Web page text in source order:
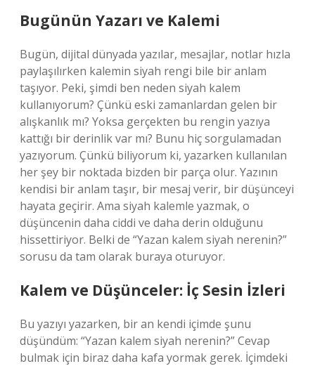
Bugünün Yazarı ve Kalemi
Bugün, dijital dünyada yazılar, mesajlar, notlar hızla
paylaşılırken kalemin siyah rengi bile bir anlam
taşıyor. Peki, şimdi ben neden siyah kalem
kullanıyorum? Çünkü eski zamanlardan gelen bir
alışkanlık mı? Yoksa gerçekten bu rengin yazıya
kattığı bir derinlik var mı? Bunu hiç sorgulamadan
yazıyorum. Çünkü biliyorum ki, yazarken kullanılan
her şey bir noktada bizden bir parça olur. Yazının
kendisi bir anlam taşır, bir mesaj verir, bir düşünceyi
hayata geçirir. Ama siyah kalemle yazmak, o
düşüncenin daha ciddi ve daha derin olduğunu
hissettiriyor. Belki de “Yazan kalem siyah nerenin?”
sorusu da tam olarak buraya oturuyor.
Kalem ve Düşünceler: İç Sesin İzleri
Bu yazıyı yazarken, bir an kendi içimde şunu
düşündüm: “Yazan kalem siyah nerenin?” Cevap
bulmak için biraz daha kafa yormak gerek. İçimdeki